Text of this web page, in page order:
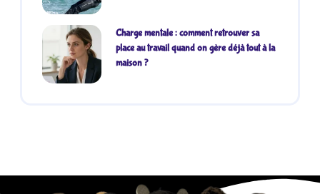
Charge mentale : comment retrouver sa
place au travail quand on gère déjà tout à la
maison ?